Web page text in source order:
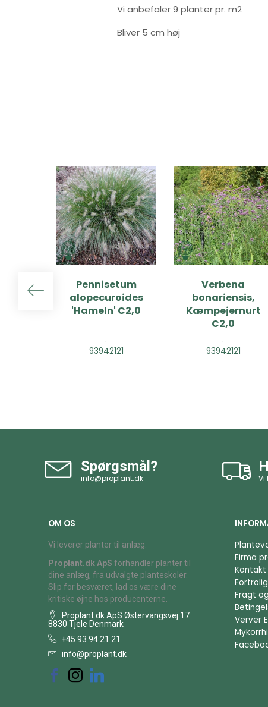
Vi anbefaler 9 planter pr. m2
Bliver 5 cm høj
Pennisetum
alopecuroides
'Hameln' C2,0
.
93942121
Verbena
bonariensis,
Kæmpejernurt
C2,0
.
93942121
Spørgsmål?
info@proplant.dk Vi
OM OS
Vi leverer planter til anlæg.
Proplant.dk ApS forhandler planter til
dine anlæg, fra udvalgte planteskoler.
Slip for besværet, lad os være dine
kritiske øjne hos producenterne.
Proplant.dk ApS Østervangsvej 17
8830 Tjele Denmark
+45 93 94 21 21
info@proplant.dk
Firma
Kontakt
Fragt
Verver